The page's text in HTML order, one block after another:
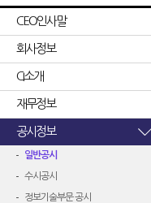
CEO인사말
회사정보
CI소개
재무정보
공시정보
일반공시
수시공시
정보기술부문 공시